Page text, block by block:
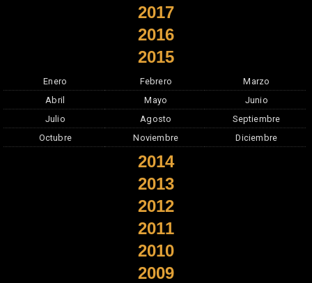
2017
2016
2015
Enero Febrero
Marzo
Abril
Mayo
Junio
Julio
Agosto
Septiembre
Octubre
Noviembre Diciembre
2014
2013
2012
2011
2010
2009